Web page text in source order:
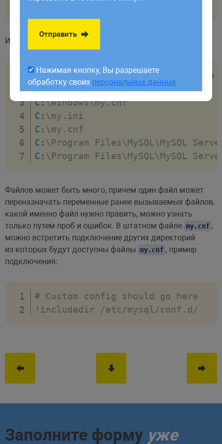
Или в Windows:
Default options are read from
C:\Windows\my.
ini
C:\Windows\my.
cnf
C : \my .
C : \my .
C : \Program Files\MySQL\MySQL
C : \Program Files\MySQL\MySQL
Файлов может быть много, причем один файл может
переназначать переменные ранее вызываемых файлов,
какой именно файл нужно править, можно узнать
только путем проб и ошибок. В штатном файле my.cnf ,
можно встретить подключение других директорий
из которых будут доступны файлы my.cnf , пример
подключения:
# Custom config should go here
! includedir /etc/mysql/conf . d/
Заполните форму уже
обработку своихперсональных данных
Отправить
Нажимая кнопку, Вы разрешаете
обработку своих персональных данных